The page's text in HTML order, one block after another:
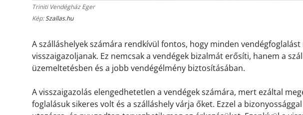
Triniti Vendégház Eger
Kép:Szallas.hu
A szálláshelyek számára rendkívül fontos, hogy minden
visszaigazoljanak. Ez nemcsak a vendégek bizalmát erősíti, hanem a
üzemeltetésben és a jobb vendégélmény biztosításában.
A visszaigazolás elengedhetetlen a vendégek számára, mert ezáltal
foglalásuk sikeres volt és a szálláshely várja őket. Ezzel a